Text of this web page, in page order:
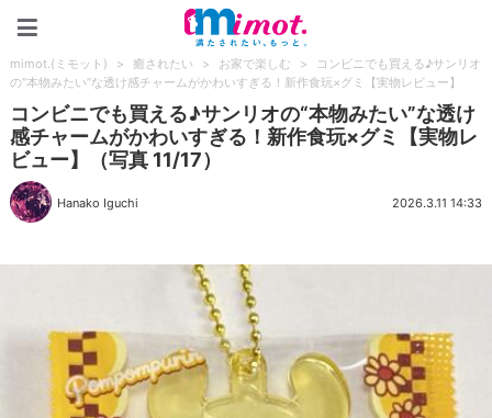
mimot.(ミモット) > 癒されたい > お家で楽しむ >
コンビニでも買える♪サンリオ
の“本物みたい”な透け感チャームがかわいすぎる！新作食玩×グミ【実物レビュー】
コンビニでも買える♪サンリオの“本物みたい”な透け
感チャームがかわいすぎる！新作食玩×グミ【実物レ
ビュー】（写真 11/17）
Hanako Iguchi 2026.3.11 14:33